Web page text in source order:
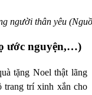
người thân yêu
ước nguyện,…)
tặng Noel thật lãng
trang trí xinh xắn cho